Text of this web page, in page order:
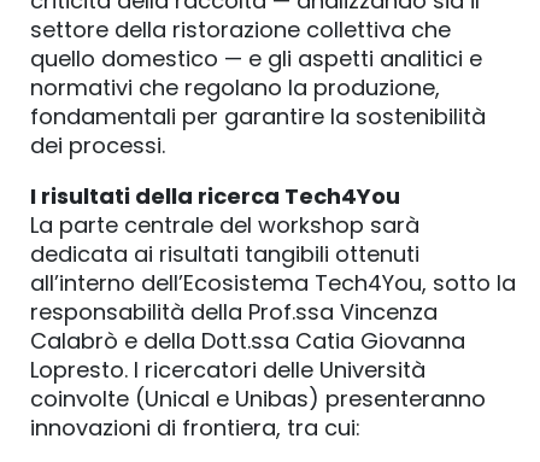
settore della ristorazione collettiva che
quello domestico — e gli aspetti analitici e
normativi che regolano la produzione,
fondamentali per garantire la sostenibilità
dei processi.
I risultati della ricerca Tech4You
La parte centrale del workshop sarà
dedicata ai risultati tangibili ottenuti
all’interno dell’Ecosistema Tech4You, sotto la
responsabilità della Prof.ssa Vincenza
Calabrò e della Dott.ssa Catia Giovanna
Lopresto. I ricercatori delle Università
coinvolte (Unical e Unibas) presenteranno
innovazioni di frontiera, tra cui: